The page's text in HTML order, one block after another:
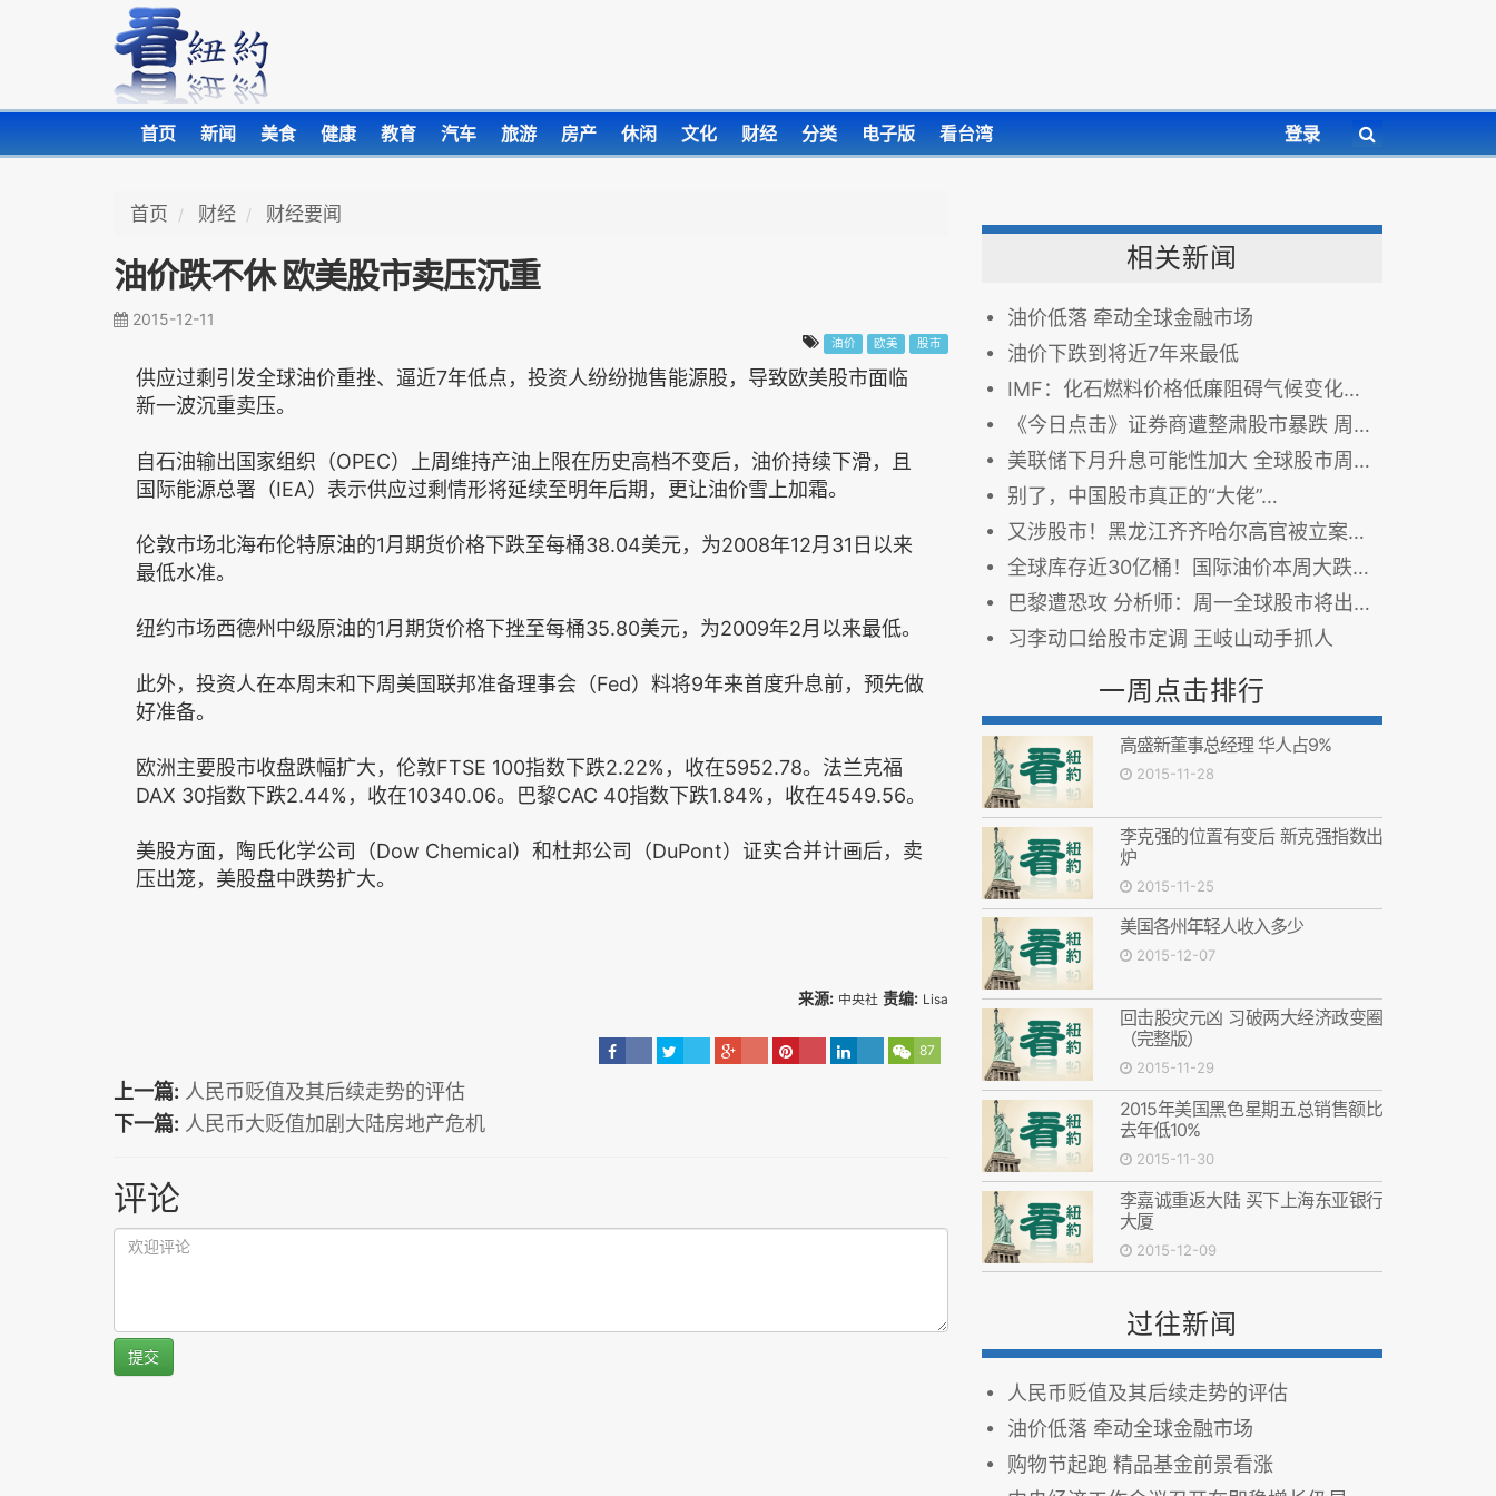
首页 新闻 美食 健康 教育 汽车 旅游 房产 休闲 文化 财经 分类 电子版 看台湾 登录
首页 财经 财经要闻
油价跌不休 欧美股市卖压沉重
2015-12-11
油价 欧美 股市
供应过剩引发全球油价重挫、逼近7年低点，投资人纷纷抛售能源股，导致欧美股市面临
新一波沉重卖压。
自石油输出国家组织（OPEC）上周维持产油上限在历史高档不变后，油价持续下滑，且
国际能源总署（IEA）表示供应过剩情形将延续至明年后期，更让油价雪上加霜。
伦敦市场北海布伦特原油的1月期货价格下跌至每桶38.04美元，为2008年12月31日以来
最低水准。
纽约市场西德州中级原油的1月期货价格下挫至每桶35.80美元，为2009年2月以来最低。
此外，投资人在本周末和下周美国联邦准备理事会（Fed）料将9年来首度升息前，预先做
好准备。
欧洲主要股市收盘跌幅扩大，伦敦FTSE 100指数下跌2.22%，收在5952.78。法兰克福
DAX 30指数下跌2.44%，收在10340.06。巴黎CAC 40指数下跌1.84%，收在4549.56。
美股方面，陶氏化学公司（Dow Chemical）和杜邦公司（DuPont）证实合并计画后，卖
压出笼，美股盘中跌势扩大。
来源: 中央社 责编: Lisa
87
上一篇: 人民币贬值及其后续走势的评估
下一篇: 人民币大贬值加剧大陆房地产危机
评论
提交
相关新闻
油价低落 牵动全球金融市场
油价下跌到将近7年来最低
IMF：化石燃料价格低廉阻碍气候变化应对进程
《今日点击》证券商遭整肃股市暴跌 周永康式司法邪恶再现
美联储下月升息可能性加大 全球股市周四上涨
别了，中国股市真正的“大佬”…
又涉股市！黑龙江齐齐哈尔高官被立案审查
全球库存近30亿桶！国际油价本周大跌8％ 图
巴黎遭恐攻 分析师：周一全球股市将出现短暂卖压
习李动口给股市定调 王岐山动手抓人
一周点击排行
高盛新董事总经理 华人占9%
2015-11-28
李克强的位置有变后 新克强指数出
炉
2015-11-25
美国各州年轻人收入多少
2015-12-07
回击股灾元凶 习破两大经济政变圈
（完整版）
2015-11-29
2015年美国黑色星期五总销售额比
去年低10%
2015-11-30
李嘉诚重返大陆 买下上海东亚银行
大厦
2015-12-09
过往新闻
人民币贬值及其后续走势的评估
油价低落 牵动全球金融市场
购物节起跑 精品基金前景看涨